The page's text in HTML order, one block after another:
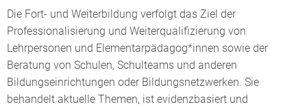
Die Fort- und Weiterbildung verfolgt das Ziel der
Professionalisierung und Weiterqualifizierung von
Lehrpersonen und Elementarpädagog*innen sowie der
Beratung von Schulen, Schulteams und anderen
Bildungseinrichtungen oder Bildungsnetzwerken. Sie
behandelt aktuelle Themen, ist evidenzbasiert und